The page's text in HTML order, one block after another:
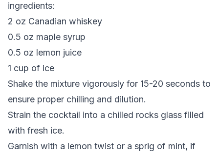
ingredients:
2 oz Canadian whiskey
0.5 oz maple syrup
0.5 oz lemon juice
1 cup of ice
Shake the mixture vigorously for 15-20 seconds to
ensure proper chilling and dilution.
Strain the cocktail into a chilled rocks glass filled
with fresh ice.
Garnish with a lemon twist or a sprig of mint, if